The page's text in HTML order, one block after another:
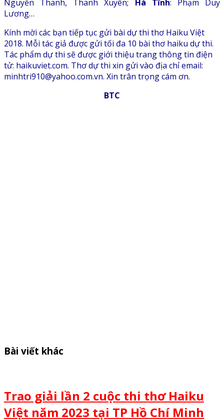
Nguyễn Thanh, Thanh Xuyên; Hà Tĩnh: Phạm Duy
Lương…
Kính mời các bạn tiếp tục gửi bài dự thi thơ Haiku Việt
2018. Mỗi tác giả được gửi tối đa 10 bài thơ haiku dự thi.
Tác phẩm dự thi sẽ được giới thiệu trang thông tin điện
tử: haikuviet.com. Thơ dự thi xin gửi vào địa chỉ email:
minhtri910@yahoo.com.vn. Xin trân trọng cám ơn.
BTC
Bài viết khác
Trao giải lần 2 cuộc thi thơ Haiku
Việt năm 2023 tại TP Hồ Chí Minh